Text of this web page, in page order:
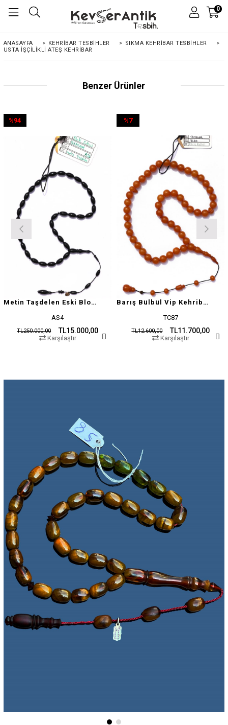
0
ANASAYFA > KEHRIBAR TESBIHLER > SIKMA KEHRİBAR TESBİHLER
>
USTA İŞÇILIKLI ATEŞ KEHRIBAR
Benzer Ürünler
Metin Taşdelen Eski Blok Sıkma
AS4
TL15.000,00
TL250.000,00
%94
Karşılaştır
Barış Bülbül Vip Kehribar Tesbih
TC87
TL11.700,00
TL12.600,00
%7
Karşılaştır